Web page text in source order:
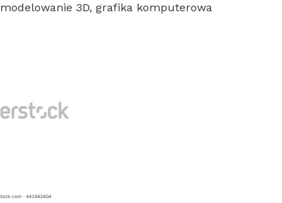
modelowanie 3D, grafika komputerowa